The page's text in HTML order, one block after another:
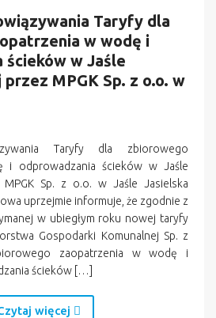
Taryfy dla
w wodę i
ścieków w Jaśle
MPGK Sp. z o.o. w
Taryfy dla zbiorowego
i odprowadzania ścieków w Jaśle
Sp. z o.o. w Jaśle Jasielska
uprzejmie informuje, że zgodnie z
w ubiegłym roku nowej taryfy
Gospodarki Komunalnej Sp. z
zaopatrzenia w wodę i
ścieków […]
więcej